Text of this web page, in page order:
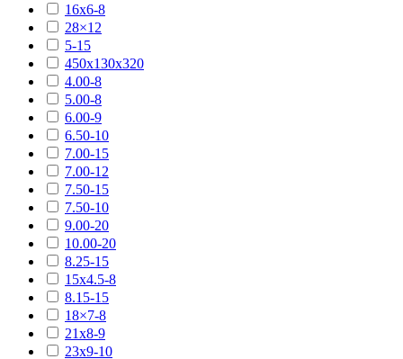
16х6-8
28×12
5-15
450х130х320
4.00-8
5.00-8
6.00-9
6.50-10
7.00-15
7.00-12
7.50-15
7.50-10
9.00-20
10.00-20
8.25-15
15х4.5-8
8.15-15
18×7-8
21х8-9
23х9-10